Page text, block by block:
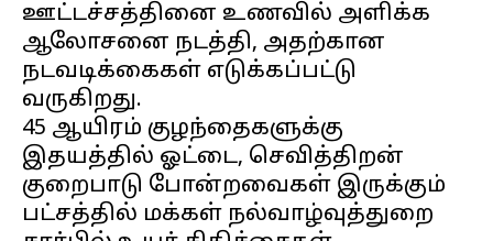
ஊட்டச்சத்தினை உணவில் அளிக்க
ஆலோசனை நடத்தி, அதற்கான
நடவடிக்கைகள் எடுக்கப்பட்டு
வருகிறது.
45 ஆயிரம் குழந்தைகளுக்கு
இதயத்தில் ஓட்டை, செவித்திறன்
குறைபாடு போன்றவைகள் இருக்கும்
பட்சத்தில் மக்கள் நல்வாழ்வுத்துறை